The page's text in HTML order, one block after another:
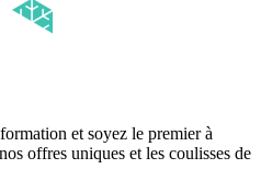
et soyez le premier à
offres uniques et les coulisses de